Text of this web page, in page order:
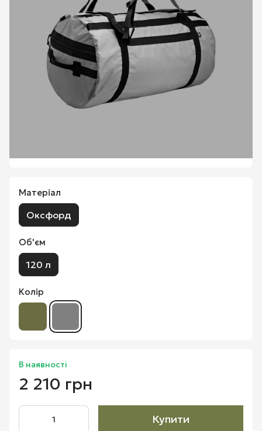
Матеріал
Оксфорд
Об'єм
120 л
Колір
В наявності
2 210 грн
Купити